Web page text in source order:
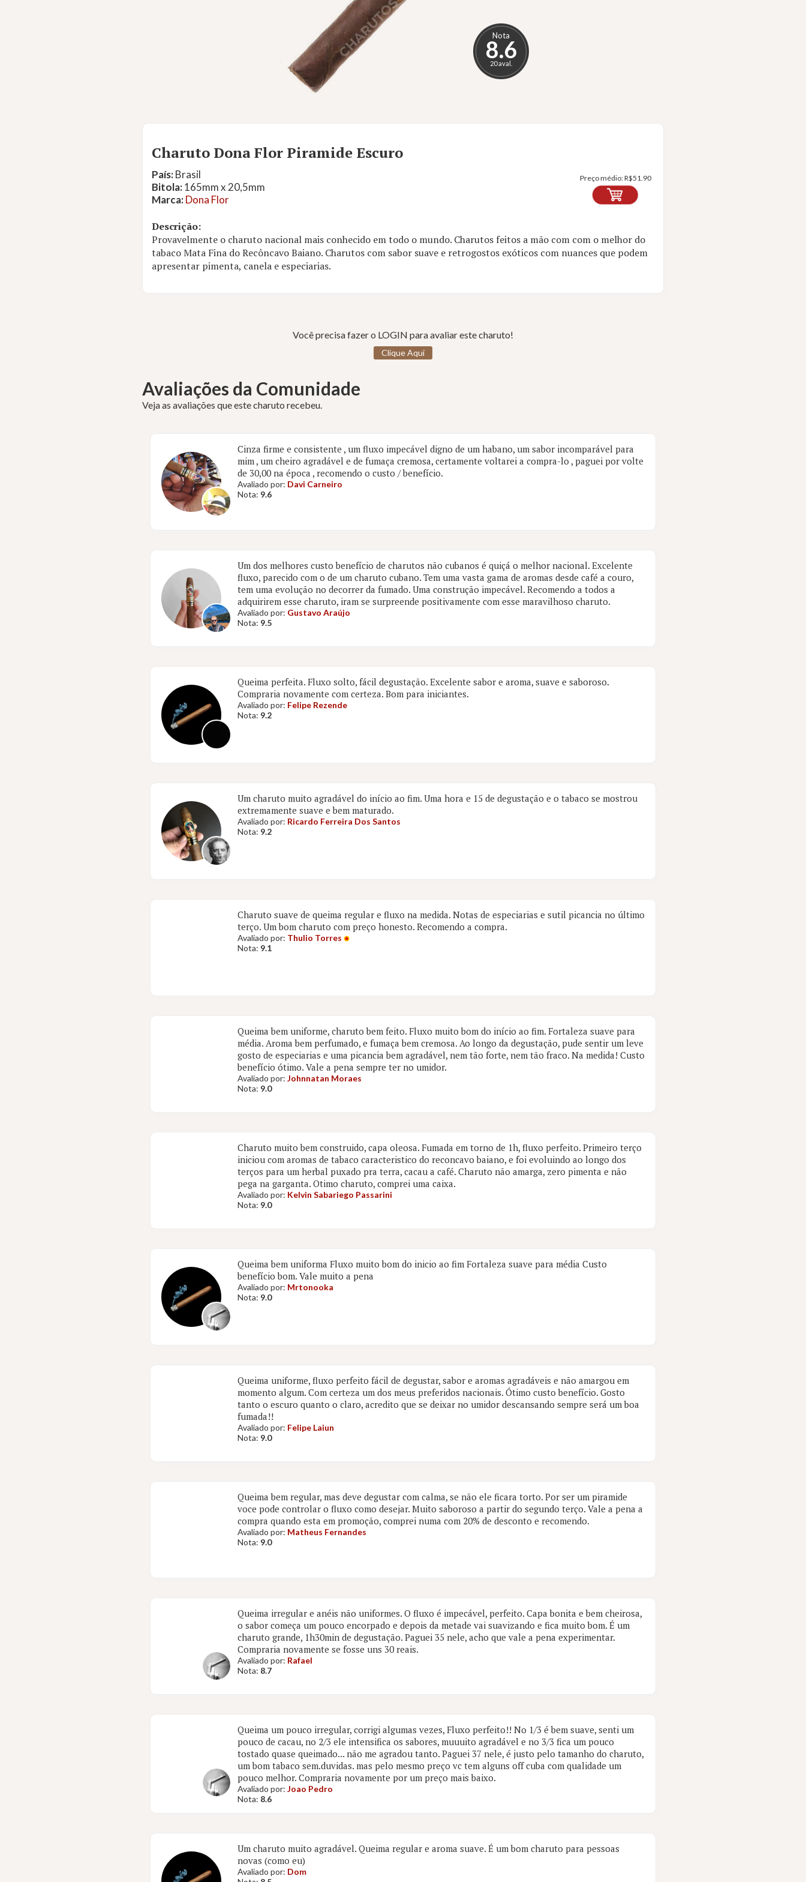
Nota
8.6
20 aval.
Charuto Dona Flor Piramide Escuro
País:Brasil
Bitola:165mm x 20,5mm
Marca:Dona Flor
Preço médio:R$51.90
Descrição:
Provavelmente o charuto nacional mais conhecido em todo o mundo. Charutos feitos a mão com com o melhor do
tabaco Mata Fina do Recôncavo Baiano. Charutos com sabor suave e retrogostos exóticos com nuances que podem
apresentar pimenta, canela e especiarias.
Você precisa fazer o LOGIN para avaliar este charuto!
Clique Aqui
Avaliações da Comunidade
Veja as avaliações que este charuto recebeu.
Cinza firme e consistente , um fluxo impecável digno de um habano, um sabor incomparável para
mim , um cheiro agradável e de fumaça cremosa, certamente voltarei a compra-lo , paguei por volte
de 30,00 na época , recomendo o custo / benefício.
Avaliado por: Davi Carneiro
Nota: 9.6
Um dos melhores custo benefício de charutos não cubanos é quiçá o melhor nacional. Excelente
fluxo, parecido com o de um charuto cubano. Tem uma vasta gama de aromas desde café a couro,
tem uma evolução no decorrer da fumado. Uma construção impecável. Recomendo a todos a
adquirirem esse charuto, iram se surpreende positivamente com esse maravilhoso charuto.
Avaliado por: Gustavo Araújo
Nota: 9.5
Queima perfeita. Fluxo solto, fácil degustação. Excelente sabor e aroma, suave e saboroso.
Compraria novamente com certeza. Bom para iniciantes.
Avaliado por: Felipe Rezende
Nota: 9.2
Um charuto muito agradável do início ao fim. Uma hora e 15 de degustação e o tabaco se mostrou
extremamente suave e bem maturado.
Avaliado por: Ricardo Ferreira Dos Santos
Nota: 9.2
Charuto suave de queima regular e fluxo na medida. Notas de especiarias e sutil picancia no último
terço. Um bom charuto com preço honesto. Recomendo a compra.
Avaliado por: Thulio Torres
Nota: 9.1
Queima bem uniforme, charuto bem feito. Fluxo muito bom do início ao fim. Fortaleza suave para
média. Aroma bem perfumado, e fumaça bem cremosa. Ao longo da degustação, pude sentir um leve
gosto de especiarias e uma picancia bem agradável, nem tão forte, nem tão fraco. Na medida! Custo
benefício ótimo. Vale a pena sempre ter no umidor.
Avaliado por:Johnnatan Moraes
Nota: 9.0
Charuto muito bem construido, capa oleosa. Fumada em torno de 1h, fluxo perfeito. Primeiro terço
iniciou com aromas de tabaco caracteristico do reconcavo baiano, e foi evoluindo ao longo dos
terços para um herbal puxado pra terra, cacau a café. Charuto não amarga, zero pimenta e não
pega na garganta. Otimo charuto, comprei uma caixa.
Avaliado por: Kelvin Sabariego Passarini
Nota: 9.0
Queima bem uniforma Fluxo muito bom do inicio ao fim Fortaleza suave para média Custo
benefício bom. Vale muito a pena
Avaliado por: Mrtonooka
Nota: 9.0
Queima uniforme, fluxo perfeito fácil de degustar, sabor e aromas agradáveis e não amargou em
momento algum. Com certeza um dos meus preferidos nacionais. Ótimo custo benefício. Gosto
tanto o escuro quanto o claro, acredito que se deixar no umidor descansando sempre será um boa
fumada!!
Avaliado por: Felipe Laiun
Nota: 9.0
Queima bem regular, mas deve degustar com calma, se não ele ficara torto. Por ser um piramide
voce pode controlar o fluxo como desejar. Muito saboroso a partir do segundo terço. Vale a pena a
compra quando esta em promoção, comprei numa com 20% de desconto e recomendo.
Avaliado por: Matheus Fernandes
Nota: 9.0
Queima irregular e anéis não uniformes. O fluxo é impecável, perfeito. Capa bonita e bem cheirosa,
o sabor começa um pouco encorpado e depois da metade vai suavizando e fica muito bom. É um
charuto grande, 1h30min de degustação. Paguei 35 nele, acho que vale a pena experimentar.
Compraria novamente se fosse uns 30 reais.
Avaliado por: Rafael
Nota: 8.7
Queima um pouco irregular, corrigi algumas vezes, Fluxo perfeito!! No 1/3 é bem suave, senti um
pouco de cacau, no 2/3 ele intensifica os sabores, muuuito agradável e no 3/3 fica um pouco
tostado quase queimado... não me agradou tanto. Paguei 37 nele, é justo pelo tamanho do charuto,
um bom tabaco sem.duvidas. mas pelo mesmo preço vc tem alguns off cuba com qualidade um
pouco melhor. Compraria novamente por um preço mais baixo.
Avaliado por:Joao Pedro
Nota: 8.6
Um charuto muito agradável. Queima regular e aroma suave. É um bom charuto para pessoas
novas (como eu)
Avaliado por: Dom